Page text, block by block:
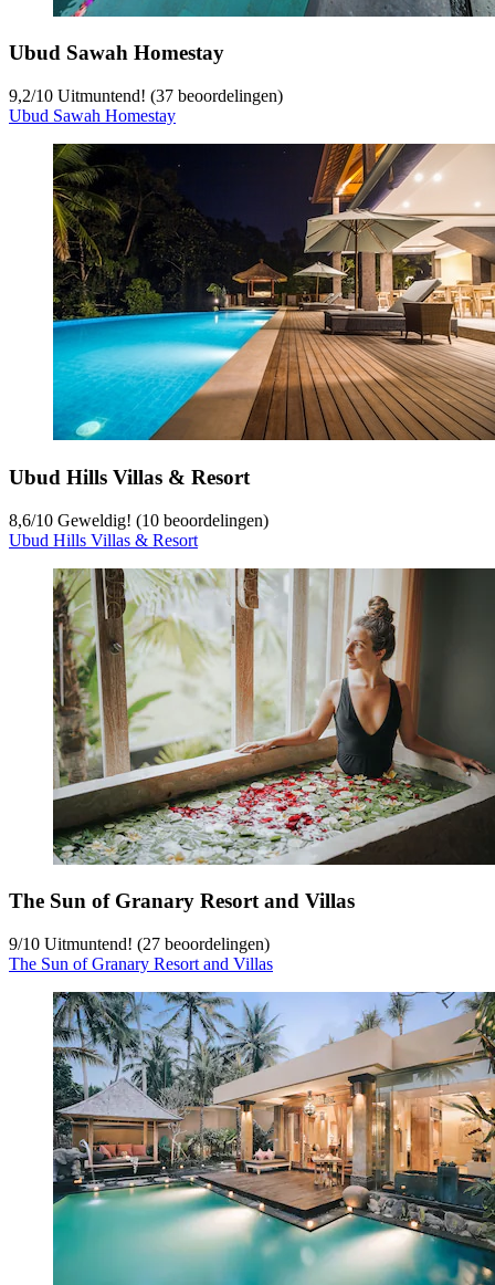
Ubud Sawah Homestay
9,2/10 Uitmuntend! (37 beoordelingen)
Ubud Sawah Homestay
Ubud Hills Villas & Resort
8,6/10 Geweldig! (10 beoordelingen)
Ubud Hills Villas & Resort
The Sun of Granary Resort and Villas
9/10 Uitmuntend! (27 beoordelingen)
The Sun of Granary Resort and Villas